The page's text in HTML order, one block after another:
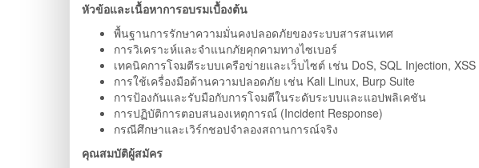
หัวข้อและเนื้อหาการอบรมเบื้องต้น
พื้นฐานการรักษาความมั่นคงปลอดภัยของระบบสารสนเทศ
การวิเคราะห์และจำแนกภัยคุกคามทางไซเบอร์
เทคนิคการโจมตีระบบเครือข่ายและเว็บไซต์ เช่น DoS, SQL Injection, XSS
การใช้เครื่องมือด้านความปลอดภัย เช่น Kali Linux, Burp Suite
การป้องกันและรับมือกับการโจมตีในระดับระบบและแอปพลิเคชัน
การปฏิบัติการตอบสนองเหตุการณ์ (Incident Response)
กรณีศึกษาและเวิร์กชอปจำลองสถานการณ์จริง
คุณสมบัติผู้สมัคร